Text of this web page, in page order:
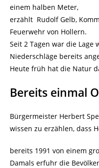
einem halben Meter,
erzählt Rudolf Gelb,
Feuerwehr von Hollern.
Seit 2 Tagen war die Lage
Niederschläge bereits
Heute früh hat die Natur
Bereits einmal
Bürgermeister Herbert
wissen zu erzählen, dass
bereits 1991 von einem
Damals erfuhr die